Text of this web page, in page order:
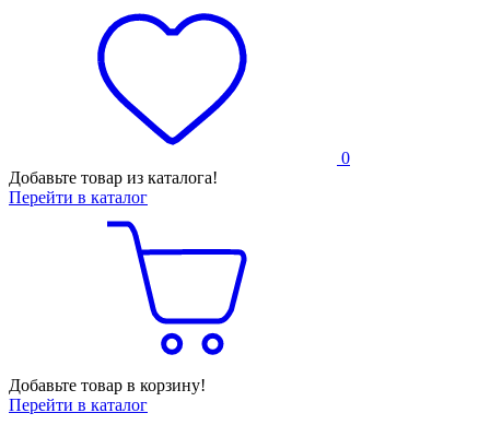
0
Добавьте товар из каталога!
Перейти в каталог
Добавьте товар в корзину!
Перейти в каталог